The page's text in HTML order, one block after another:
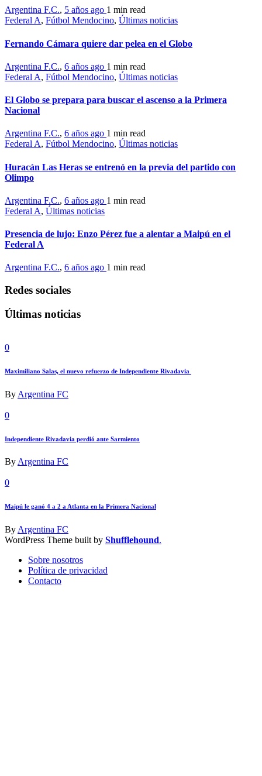
Argentina F.C., 5 años ago 1 min read
Federal A, Fútbol Mendocino, Últimas noticias
Fernando Cámara quiere dar pelea en el Globo
Argentina F.C., 6 años ago 1 min read
Federal A, Fútbol Mendocino, Últimas noticias
El Globo se prepara para buscar el ascenso a la Primera
Nacional
Argentina F.C., 6 años ago 1 min read
Federal A, Fútbol Mendocino, Últimas noticias
Huracán Las Heras se entrenó en la previa del partido con
Olimpo
Argentina F.C., 6 años ago 1 min read
Federal A, Últimas noticias
Presencia de lujo: Enzo Pérez fue a alentar a Maipú en el
Federal A
Argentina F.C., 6 años ago 1 min read
Redes sociales
Últimas noticias
0
Maximiliano Salas, el nuevo refuerzo de Independiente Rivadavia
By Argentina FC
0
Independiente Rivadavia perdió ante Sarmiento
ByArgentina FC
0
Maipú le ganó 4 a 2 a Atlanta en la Primera Nacional
ByArgentina FC
WordPress Theme built by Shufflehound.
Sobre nosotros
Política de privacidad
Contacto